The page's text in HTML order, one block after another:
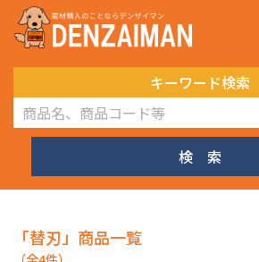
キーワード検索
検 索
「替刃」商品一覧